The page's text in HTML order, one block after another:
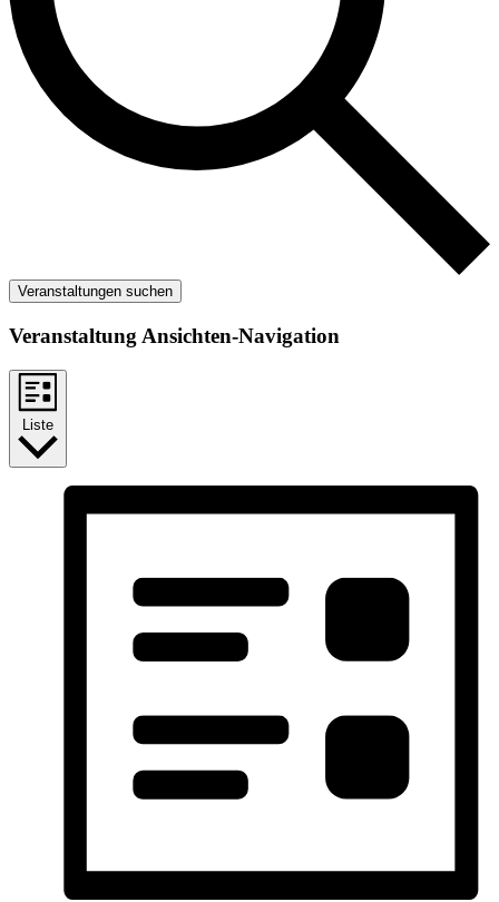
Veranstaltungen suchen
Veranstaltung Ansichten-Navigation
Liste